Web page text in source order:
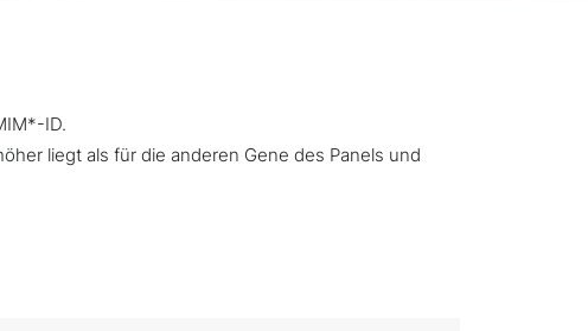
ID.
liegt als für die anderen Gene des Panels und